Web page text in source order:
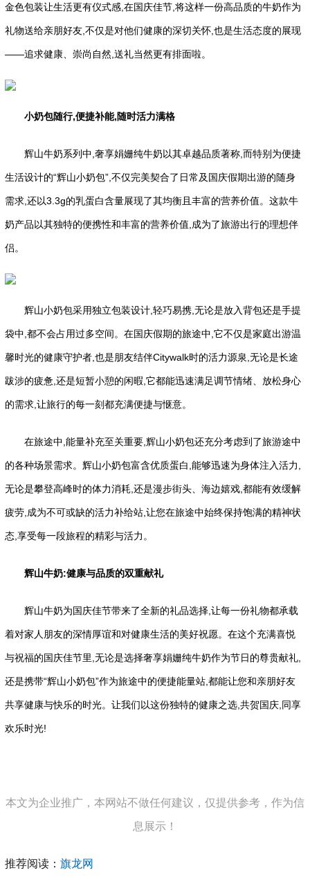
金色包装让生活更有仪式感,在国庆佳节,将这样一份高品质的牛奶作为
礼物送给亲朋好友,不仅是对他们健康的深切关怀,也是生活态度的展现
——追求健康、崇尚自然,送礼当然更有排面啦。
小奶包随行,便捷补能,随时活力满格
辉山牛奶系列中,奢享娟姗纯牛奶以其卓越品质著称,而特别为便捷
生活设计的“辉山小奶包”,不仅完美契合了日常及国庆假期出游的随身
需求,还以3.3g的乳蛋白含量展现了其均衡且丰富的营养价值。这款牛
奶产品以其独特的便携性和丰富的营养价值,成为了旅游出行的理想伴
侣。
辉山小奶包采用独立包装设计,轻巧易携,无论是放入背包还是手提
袋中,都不会占用过多空间。在国庆假期的旅途中,它不仅是家庭出游温
馨时光的健康守护者,也是朋友结伴Citywalk时的活力源泉,无论是长途
跋涉的疲惫,还是短暂小憩的闲暇,它都能迅速满足调节情绪、放松身心
的需求,让旅行的每一刻都充满便捷与惬意。
在旅途中,能量补充至关重要,辉山小奶包还充分考虑到了旅游途中
的各种场景需求。辉山小奶包富含优质蛋白,能够迅速为身体注入活力,
无论是攀登高峰时的体力消耗,还是漫步街头、海边嬉戏,都能有效缓解
疲劳,成为不可或缺的活力补给站,让您在旅途中始终保持饱满的精神状
态,享受每一段旅程的精彩与活力。
辉山牛奶:健康与品质的双重献礼
辉山牛奶为国庆佳节带来了全新的礼品选择,让每一份礼物都承载
着对家人朋友的深情厚谊和对健康生活的美好祝愿。在这个充满喜悦
与祝福的国庆佳节里,无论是选择奢享娟姗纯牛奶作为节日的尊贵献礼,
还是携带“辉山小奶包”作为旅途中的便捷能量站,都能让您和亲朋好友
共享健康与快乐的时光。让我们以这份独特的健康之选,共贺国庆,同享
欢乐时光!
本文为企业推广，本网站不做任何建议，仅提供参考，作为信
息展示！
推荐阅读：旗龙网